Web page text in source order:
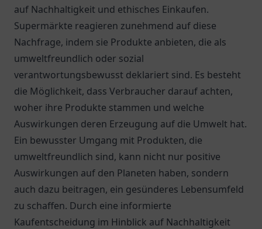
auf Nachhaltigkeit und ethisches Einkaufen.
Supermärkte reagieren zunehmend auf diese
Nachfrage, indem sie Produkte anbieten, die als
umweltfreundlich oder sozial
verantwortungsbewusst deklariert sind. Es besteht
die Möglichkeit, dass Verbraucher darauf achten,
woher ihre Produkte stammen und welche
Auswirkungen deren Erzeugung auf die Umwelt hat.
Ein bewusster Umgang mit Produkten, die
umweltfreundlich sind, kann nicht nur positive
Auswirkungen auf den Planeten haben, sondern
auch dazu beitragen, ein gesünderes Lebensumfeld
zu schaffen. Durch eine informierte
Kaufentscheidung im Hinblick auf Nachhaltigkeit